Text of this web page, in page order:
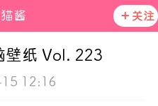
猫酱 关注
壁纸 Vol. 223
12:16